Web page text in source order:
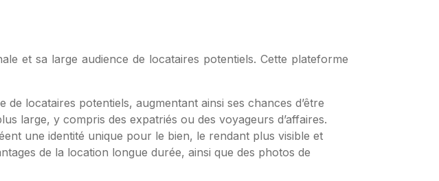
et sa large audience de locataires potentiels. Cette plateforme
locataires potentiels, augmentant ainsi ses chances d’être
large, y compris des expatriés ou des voyageurs d’affaires.
une identité unique pour le bien, le rendant plus visible et
de la location longue durée, ainsi que des photos de